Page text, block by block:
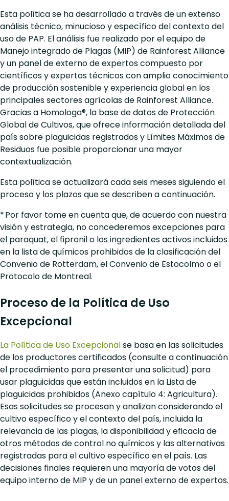
Esta política se ha desarrollado a través de un extenso
análisis técnico, minucioso y específico del contexto del
uso de PAP. El análisis fue realizado por el equipo de
Manejo integrado de Plagas (MIP) de Rainforest Alliance
y un panel de externo de expertos compuesto por
científicos y expertos técnicos con amplio conocimiento
de producción sostenible y experiencia global en los
principales sectores agrícolas de Rainforest Alliance.
Gracias a Homologa®, la base de datos de Protección
Global de Cultivos, que ofrece información detallada del
país sobre plaguicidas registrados y Límites Máximos de
Residuos fue posible proporcionar una mayor
contextualización.
Esta política se actualizará cada seis meses siguiendo el
proceso y los plazos que se describen a continuación.
* Por favor tome en cuenta que, de acuerdo con nuestra
visión y estrategia, no concederemos excepciones para
el paraquat, el fipronil o los ingredientes activos incluidos
en la lista de químicos prohibidos de la clasificación del
Convenio de Rotterdam, el Convenio de Estocolmo o el
Protocolo de Montreal.
Proceso de la Política de Uso
Excepcional
La Política de Uso Excepcionalse basa en las solicitudes
de los productores certificados (consulte a continuación
el procedimiento para presentar una solicitud) para
usar plaguicidas que están incluidos en la Lista de
plaguicidas prohibidos (Anexo capítulo 4: Agricultura).
Esas solicitudes se procesan y analizan considerando el
cultivo específico y el contexto del país, incluida la
relevancia de las plagas, la disponibilidad y eficacia de
otros métodos de control no químicos y las alternativas
registradas para el cultivo específico en el país. Las
decisiones finales requieren una mayoría de votos del
equipo interno de MIP y de un panel externo de expertos.